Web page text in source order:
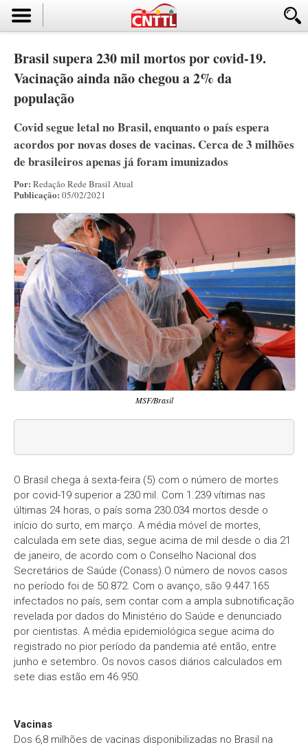
Brasil supera 230 mil mortos por covid-19.
Vacinação ainda não chegou a 2% da
população
Covid segue letal no Brasil, enquanto o país espera
acordos por novas doses de vacinas. Cerca de 3 milhões
de brasileiros apenas já foram imunizados
Por: Redação Rede Brasil Atual
Publicação: 05/02/2021
MSF/Brasil
O Brasil chega à sexta-feira (5) com o número de mortes
por covid-19 superior a 230 mil. Com 1.239 vítimas nas
últimas 24 horas, o país soma 230.034 mortos desde o
início do surto, em março. A média móvel de mortes,
calculada em sete dias, segue acima de mil desde o dia 21
de janeiro, de acordo com o Conselho Nacional dos
Secretários de Saúde (Conass).O número de novos casos
no período foi de 50.872. Com o avanço, são 9.447.165
infectados no país, sem contar com a ampla subnotificação
revelada por dados do Ministério do Saúde e denunciado
por cientistas. A média epidemiológica segue acima do
registrado no pior período da pandemia até então, entre
junho e setembro. Os novos casos diários calculados em
sete dias estão em 46.950.
Vacinas
Dos 6,8 milhões de vacinas disponibilizadas no Brasil na